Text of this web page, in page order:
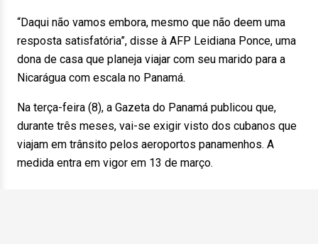
“Daqui não vamos embora, mesmo que não deem uma
resposta satisfatória”, disse à AFP Leidiana Ponce, uma
dona de casa que planeja viajar com seu marido para a
Nicarágua com escala no Panamá.
Na terça-feira (8), a Gazeta do Panamá publicou que,
durante três meses, vai-se exigir visto dos cubanos que
viajam em trânsito pelos aeroportos panamenhos. A
medida entra em vigor em 13 de março.